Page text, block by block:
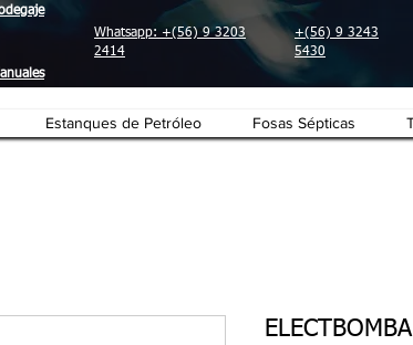
Whatsapp: +(56) 9 3203
2414
+(56) 9 3243
5430
Estanques de Petróleo Fosas Sépticas